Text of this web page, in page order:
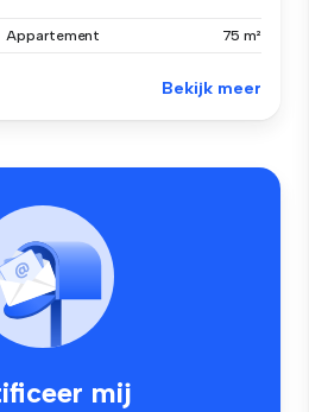
Appartement 75 m²
Bekijk meer
mij